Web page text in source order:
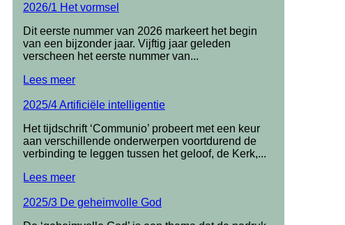
2026/1 Het vormsel
Dit eerste nummer van 2026 markeert het begin
van een bijzonder jaar. Vijftig jaar geleden
verscheen het eerste nummer van...
Lees meer
2025/4 Artificiële intelligentie
Het tijdschrift ‘Communio’ probeert met een keur
aan verschillende onderwerpen voortdurend de
verbinding te leggen tussen het geloof, de Kerk,...
Lees meer
2025/3 De geheimvolle God